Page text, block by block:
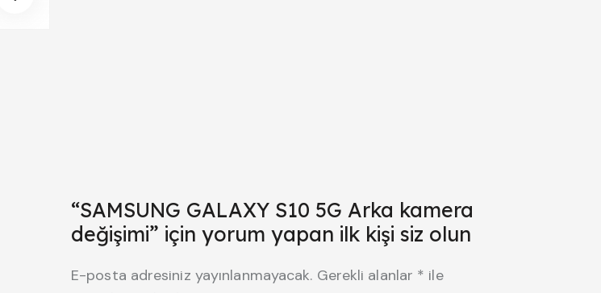
“SAMSUNG GALAXY S10 5G Arka kamera
değişimi” için yorum yapan ilk kişi siz olun
E-posta adresiniz yayınlanmayacak. Gerekli alanlar * ile